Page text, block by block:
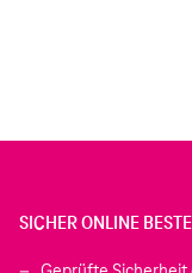
SICHER ONLINE